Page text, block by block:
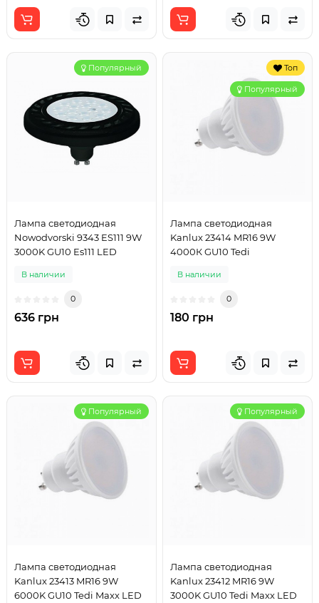
Популярный
Лампа светодиодная
Nowodvorski 9343 ES111 9W
3000K GU10 Es111 LED
В наличии
0
636 грн
Топ
Популярный
Лампа светодиодная
Kanlux 23414 MR16 9W
4000К GU10 Tedi
В наличии
0
180 грн
Популярный
Лампа светодиодная
Kanlux 23413 MR16 9W
6000K GU10 Tedi Maxx LED
Популярный
Лампа светодиодная
Kanlux 23412 MR16 9W
3000K GU10 Tedi Maxx LED